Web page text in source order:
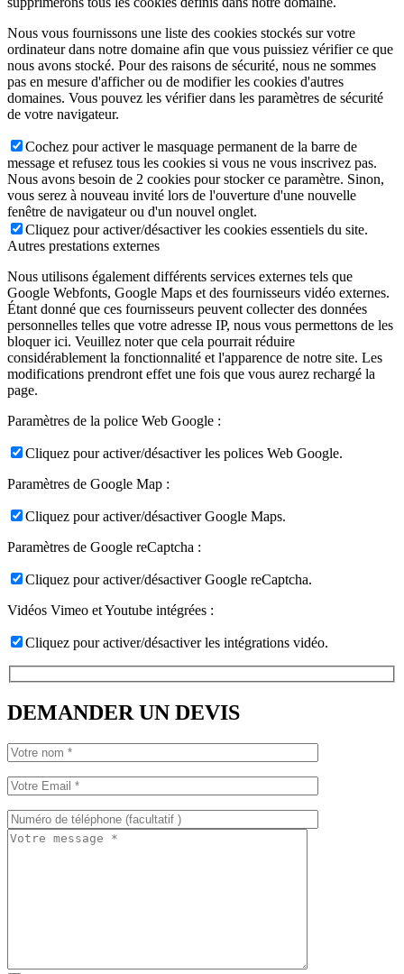
Nous vous fournissons une liste des cookies stockés sur votre
ordinateur dans notre domaine afin que vous puissiez vérifier ce que
nous avons stocké. Pour des raisons de sécurité, nous ne sommes
pas en mesure d'afficher ou de modifier les cookies d'autres
domaines. Vous pouvez les vérifier dans les paramètres de sécurité
de votre navigateur.
Cochez pour activer le masquage permanent de la barre de
message et refusez tous les cookies si vous ne vous inscrivez pas.
Nous avons besoin de 2 cookies pour stocker ce paramètre. Sinon,
vous serez à nouveau invité lors de l'ouverture d'une nouvelle
fenêtre de navigateur ou d'un nouvel onglet.
Cliquez pour activer/désactiver les cookies essentiels du site.
Autres prestations externes
Nous utilisons également différents services externes tels que
Google Webfonts, Google Maps et des fournisseurs vidéo externes.
Étant donné que ces fournisseurs peuvent collecter des données
personnelles telles que votre adresse IP, nous vous permettons de les
bloquer ici. Veuillez noter que cela pourrait réduire
considérablement la fonctionnalité et l'apparence de notre site. Les
modifications prendront effet une fois que vous aurez rechargé la
page.
Paramètres de la police Web Google :
Cliquez pour activer/désactiver les polices Web Google.
Paramètres de Google Map :
Cliquez pour activer/désactiver Google Maps.
Paramètres de Google reCaptcha :
Cliquez pour activer/désactiver Google reCaptcha.
Vidéos Vimeo et Youtube intégrées :
Cliquez pour activer/désactiver les intégrations vidéo.
DEMANDER UN DEVIS